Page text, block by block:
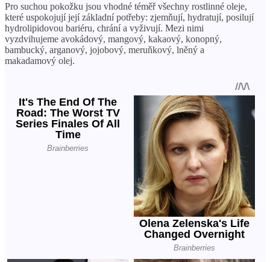
Pro suchou pokožku jsou vhodné téměř všechny rostlinné oleje,
které uspokojují její základní potřeby: zjemňují, hydratují, posilují
hydrolipidovou bariéru, chrání a vyživují. Mezi nimi
vyzdvihujeme avokádový, mangový, kakaový, konopný,
bambucký, arganový, jojobový, meruňkový, lněný a
makadamový olej.